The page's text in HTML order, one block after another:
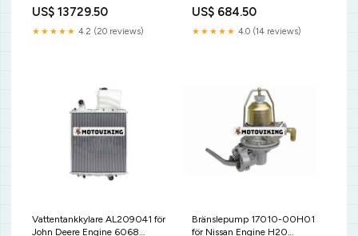
7FDU45 7FDU35 7FDKU40
7FDK40 Bosch
US$ 13729.50
★★★★★ 4.2 (20 reviews)
ZX330-5G ZX350H-5G –
dieseltank, bränslebehållare
US$ 684.50
★★★★★ 4.0 (14 reviews)
Vattentankkylare AL209041 för
John Deere Engine 6068
Bränslepump 17010-00H01
för Nissan Engine H20